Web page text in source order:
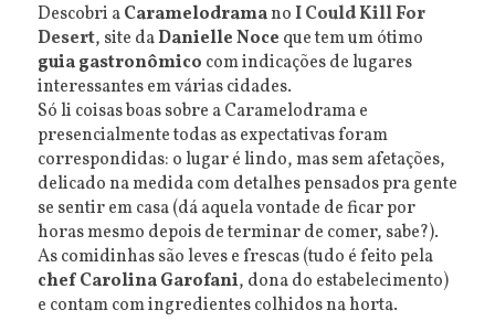
Descobri aCaramelodramanoI Could Kill For
Desert, site daDanielle Noce que tem um ótimo
guia gastronômico com indicações de lugares
interessantes em várias cidades.
Só li coisas boas sobre a Caramelodrama e
presencialmente todas as expectativas foram
correspondidas: o lugar é lindo, mas sem afetações,
delicado na medida com detalhes pensados pra gente
se sentir em casa (dá aquela vontade de ficar por
horas mesmo depois de terminar de comer, sabe?).
As comidinhas são leves e frescas (tudo é feito pela
chef Carolina Garofani, dona do estabelecimento)
e contam com ingredientes colhidos na horta.